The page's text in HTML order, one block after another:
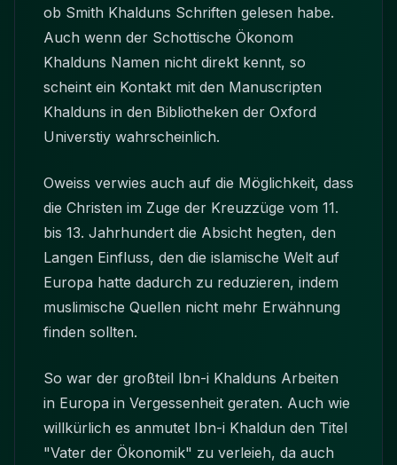
ob Smith Khalduns Schriften gelesen habe.
Auch wenn der Schottische Ökonom
Khalduns Namen nicht direkt kennt, so
scheint ein Kontakt mit den Manuscripten
Khalduns in den Bibliotheken der Oxford
Universtiy wahrscheinlich.
Oweiss verwies auch auf die Möglichkeit, dass
die Christen im Zuge der Kreuzzüge vom 11.
bis 13. Jahrhundert die Absicht hegten, den
Langen Einfluss, den die islamische Welt auf
Europa hatte dadurch zu reduzieren, indem
muslimische Quellen nicht mehr Erwähnung
finden sollten.
So war der großteil Ibn-i Khalduns Arbeiten
in Europa in Vergessenheit geraten. Auch wie
willkürlich es anmutet Ibn-i Khaldun den Titel
"Vater der Ökonomik" zu verleieh, da auch